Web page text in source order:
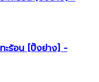
ะร้อน [ปิ้งย่าง] -